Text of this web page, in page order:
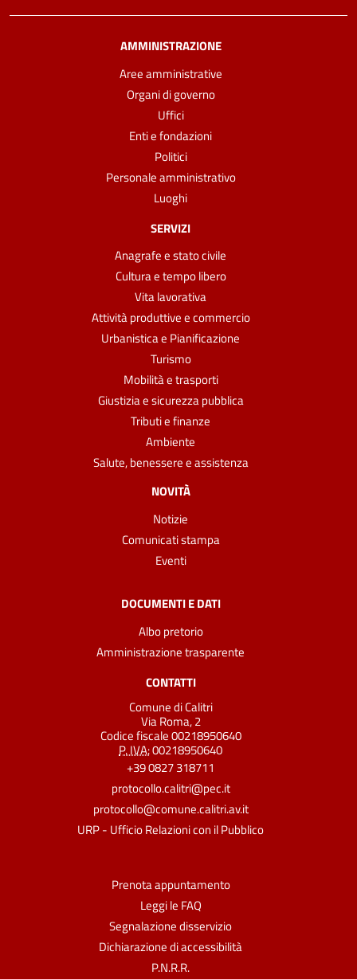
AMMINISTRAZIONE
Aree amministrative
Organi di governo
Uffici
Enti e fondazioni
Politici
Personale amministrativo
Luoghi
SERVIZI
Anagrafe e stato civile
Cultura e tempo libero
Vita lavorativa
Attività produttive e commercio
Urbanistica e Pianificazione
Turismo
Mobilità e trasporti
Giustizia e sicurezza pubblica
Tributi e finanze
Ambiente
Salute, benessere e assistenza
NOVITÀ
Notizie
Comunicati stampa
Eventi
DOCUMENTI E DATI
Albo pretorio
Amministrazione trasparente
CONTATTI
Comune di Calitri
Via Roma, 2
Codice fiscale 00218950640
P. IVA:00218950640
+39 0827 318711
protocollo.calitri@pec.it
protocollo@comune.calitri.av.it
URP - Ufficio Relazioni con il Pubblico
Prenota appuntamento
Leggi le FAQ
Segnalazione disservizio
Dichiarazione di accessibilità
P.N.R.R.